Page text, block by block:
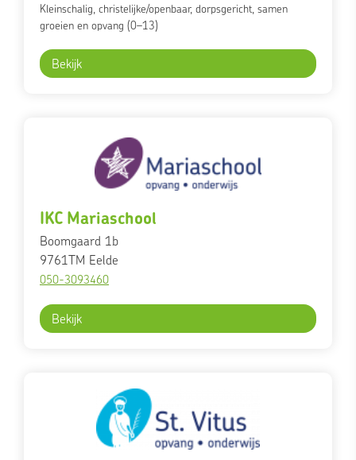
Kleinschalig, christelijke/openbaar, dorpsgericht, samen
groeien en opvang (0–13)
Bekijk
IKC Mariaschool
Boomgaard 1b
9761TM Eelde
050-3093460
Bekijk